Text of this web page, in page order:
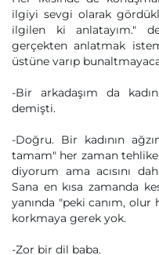
ilgiyi sevgi olarak
ilgilen ki anlatayım."
gerçekten anlatmak
üstüne varıp
-Bir arkadaşım da
demişti.
-Doğru. Bir kadının
tamam" her zaman
diyorum ama acısını
Sana en kısa zamanda
yanında "peki canım,
korkmaya gerek yok.
-Zor bir dil baba.